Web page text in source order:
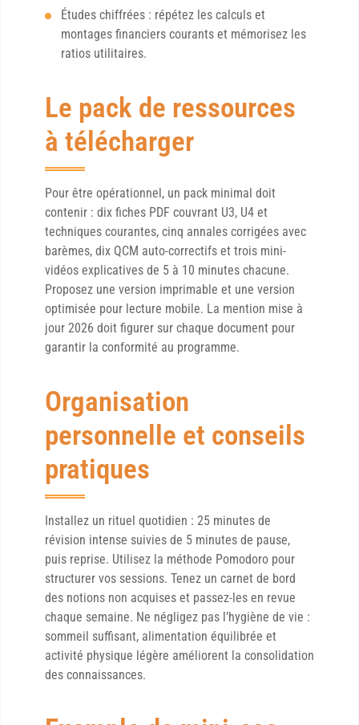
Études chiffrées : répétez les calculs et
montages financiers courants et mémorisez les
ratios utilitaires.
Le pack de ressources
à télécharger
Pour être opérationnel, un pack minimal doit
contenir : dix fiches PDF couvrant U3, U4 et
techniques courantes, cinq annales corrigées avec
barèmes, dix QCM auto-correctifs et trois mini-
vidéos explicatives de 5 à 10 minutes chacune.
Proposez une version imprimable et une version
optimisée pour lecture mobile. La mention mise à
jour 2026 doit figurer sur chaque document pour
garantir la conformité au programme.
Organisation
personnelle et conseils
pratiques
Installez un rituel quotidien : 25 minutes de
révision intense suivies de 5 minutes de pause,
puis reprise. Utilisez la méthode Pomodoro pour
structurer vos sessions. Tenez un carnet de bord
des notions non acquises et passez-les en revue
chaque semaine. Ne négligez pas l’hygiène de vie :
sommeil suffisant, alimentation équilibrée et
activité physique légère améliorent la consolidation
des connaissances.